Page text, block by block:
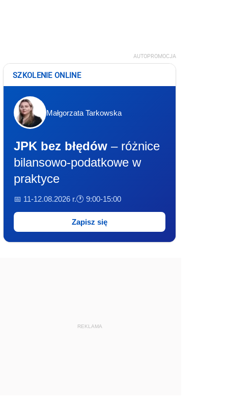
AUTOPROMOCJA
SZKOLENIE ONLINE
Małgorzata Tarkowska
JPK bez błędów – różnice
bilansowo-podatkowe w
praktyce
📅 11-12.08.2026 r.🕐 9:00-15:00
Zapisz się
REKLAMA